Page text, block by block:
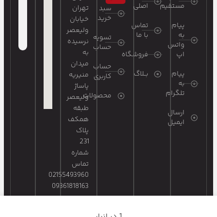
مستقیم
پیام
به
واتس
اپ
پیام
به
تلگرام
ارسال
ایمیل
اصلی
تماس
با ما
فروشگاه
بــلاگ
سبد
خرید
تسویه
حساب
حساب
کاربری
محصولات
تهران
خیابان
ولیعصر
نرسیده
به
میدان
منیریه
پاساژ
ولیعصر
طبقه
همکف
پلاک
231
شماره
تماس
02155493960
09361818163